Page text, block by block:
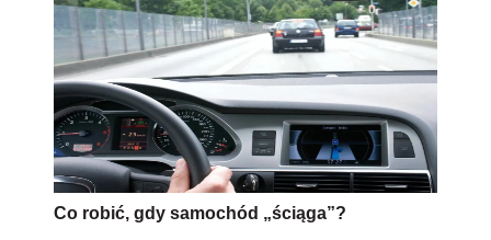
Co robić, gdy samochód „ściąga”?